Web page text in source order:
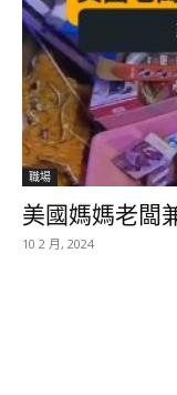
職場
美國媽媽老闆
10 2 月, 2024